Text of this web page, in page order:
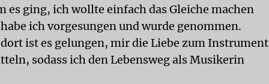
es ging, ich wollte einfach das Gleiche machen
ich vorgesungen und wurde genommen.
ist es gelungen, mir die Liebe zum Instrument
sodass ich den Lebensweg als Musikerin